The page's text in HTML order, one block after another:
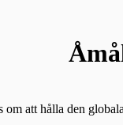
om att hålla den